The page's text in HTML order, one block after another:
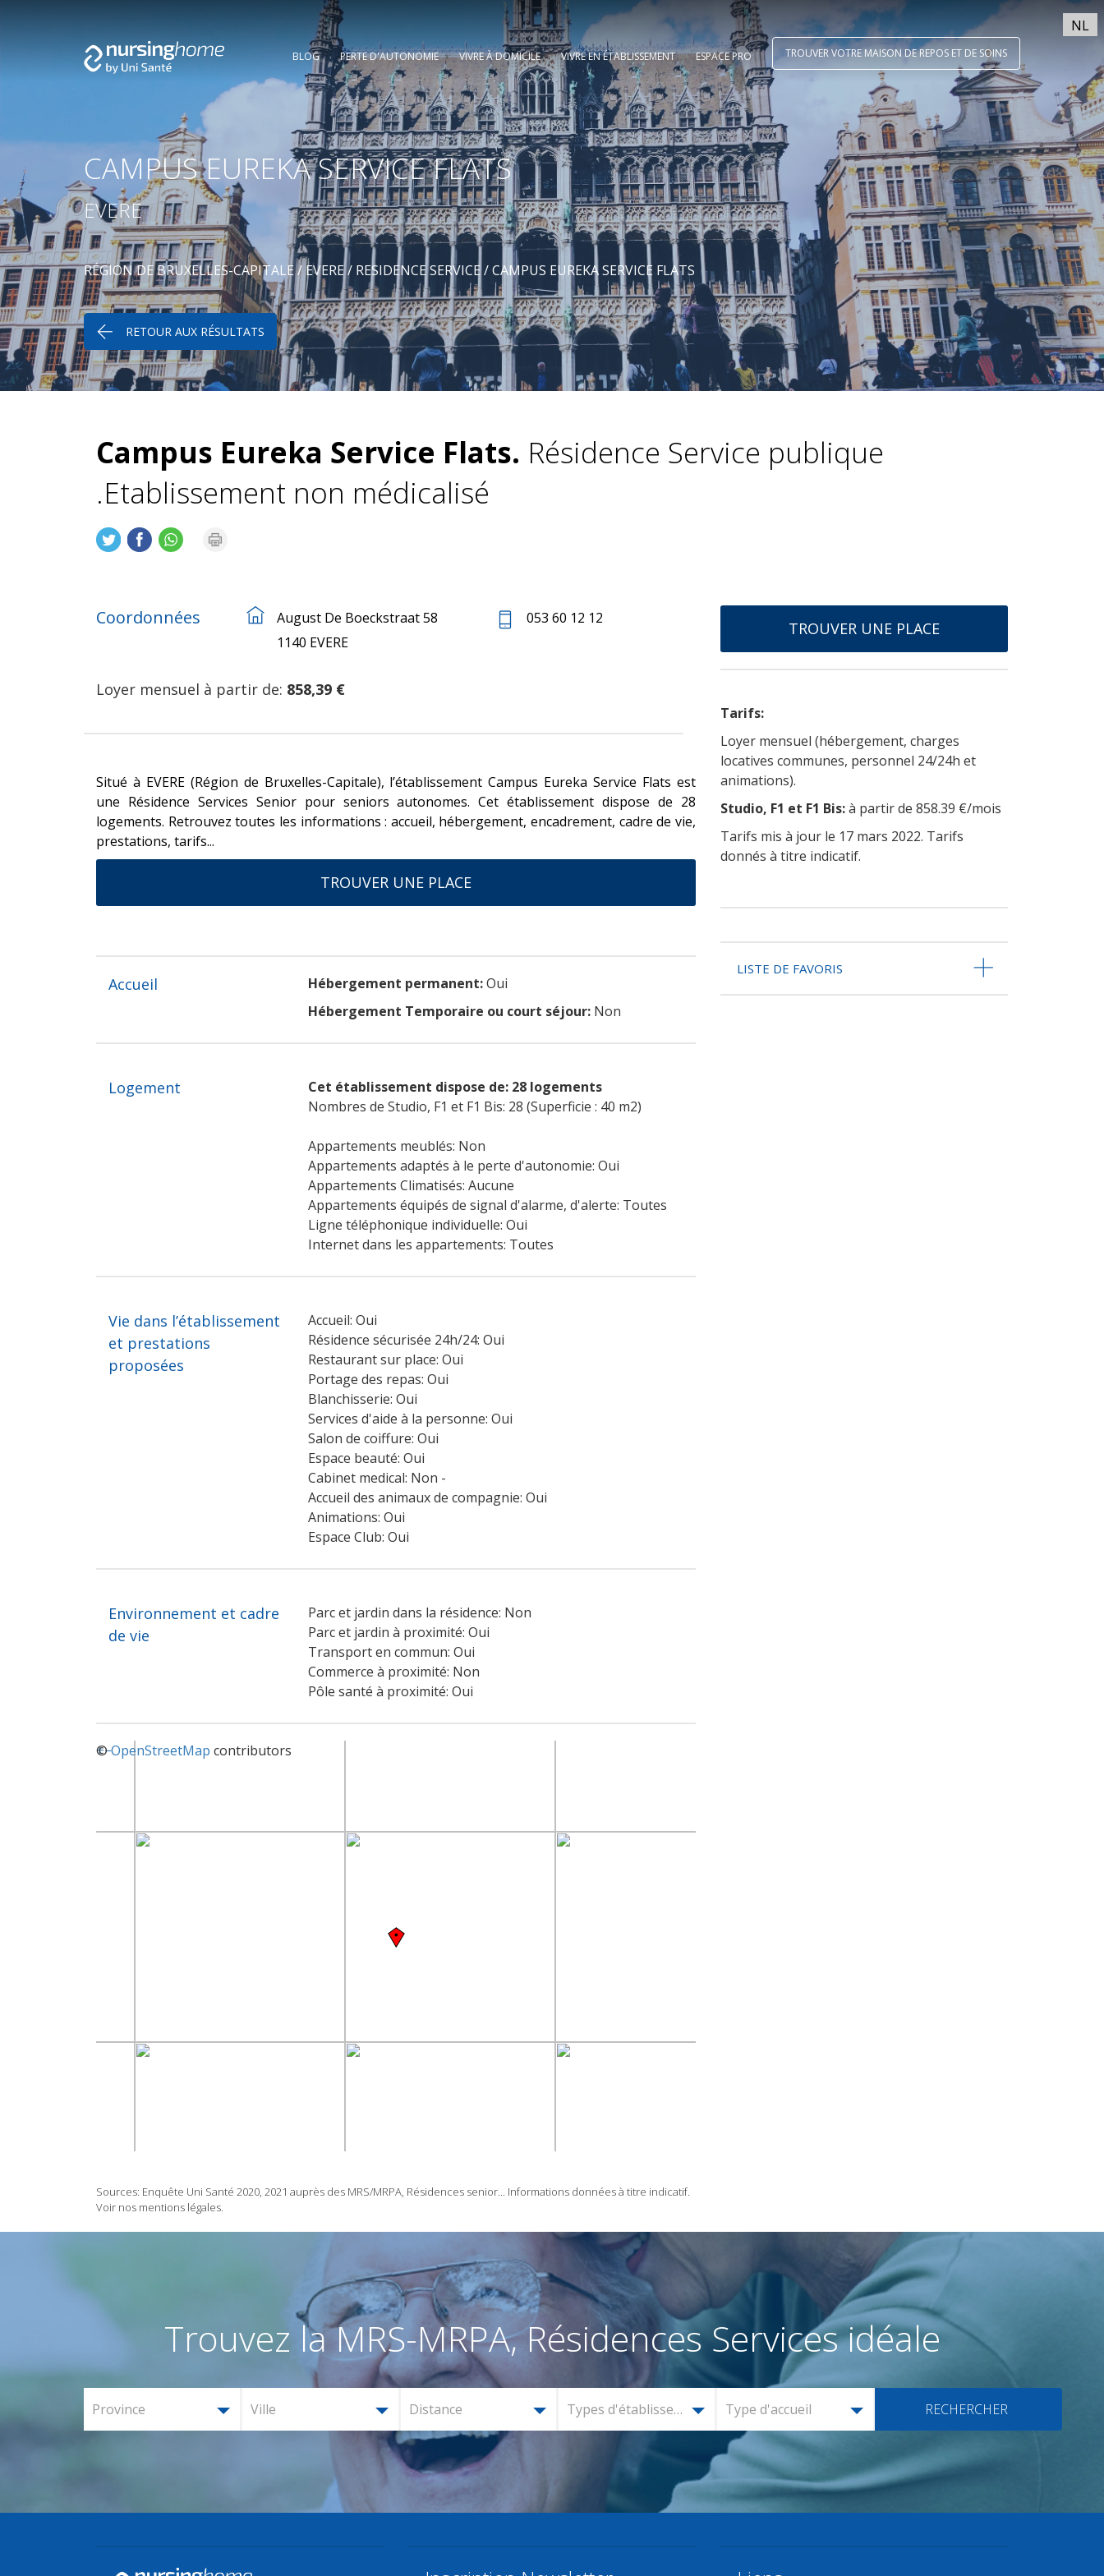
NL
BLOG PERTE D'AUTONOMIE VIVRE À DOMICILE VIVRE EN ÉTABLISSEMENT ESPACE PRO TROUVER VOTRE MAISON DE REPOS ET DE SOINS
CAMPUS EUREKA SERVICE FLATS
EVERE
RÉGION DE BRUXELLES-CAPITALE/EVERE/ RESIDENCE SERVICE / CAMPUS EUREKA SERVICE FLATS
RETOUR AUX RÉSULTATS
Campus Eureka Service Flats. Résidence Service publique
.Etablissement non médicalisé
Coordonnées
August De Boeckstraat 58
1140 EVERE
053 60 12 12
Loyer mensuel à partir de: 858,39 €
Situé à EVERE (Région de Bruxelles-Capitale), l’établissement Campus Eureka Service Flats est
une Résidence Services Senior pour seniors autonomes. Cet établissement dispose de 28
logements. Retrouvez toutes les informations : accueil, hébergement, encadrement, cadre de vie,
prestations, tarifs...
TROUVER UNE PLACE
Accueil Hébergement permanent:Oui
Hébergement Temporaire ou court séjour: Non
Logement
Cet établissement dispose de: 28 logements
Nombres de Studio, F1 et F1 Bis: 28 (Superficie : 40 m2)
Appartements meublés: Non
Appartements adaptés à le perte d'autonomie: Oui
Appartements Climatisés: Aucune
Appartements équipés de signal d'alarme, d'alerte: Toutes
Ligne téléphonique individuelle: Oui
Internet dans les appartements: Toutes
Vie dans l’établissement
et prestations
proposées
Accueil: Oui
Résidence sécurisée 24h/24: Oui
Restaurant sur place: Oui
Portage des repas: Oui
Blanchisserie: Oui
Services d'aide à la personne: Oui
Salon de coiffure: Oui
Espace beauté: Oui
Cabinet medical: Non -
Accueil des animaux de compagnie: Oui
Animations: Oui
Espace Club: Oui
Environnement et cadre
de vie
Parc et jardin dans la résidence: Non
Parc et jardin à proximité: Oui
Transport en commun: Oui
Commerce à proximité: Non
Pôle santé à proximité: Oui
+−
©OpenStreetMap contributors
Sources: Enquête Uni Santé 2020, 2021 auprès des MRS/MRPA, Résidences senior... Informations données à titre indicatif.
Voir nos mentions légales.
TROUVER UNE PLACE
Tarifs:
Loyer mensuel (hébergement, charges
locatives communes, personnel 24/24h et
animations).
Studio, F1 et F1 Bis:à partir de 858.39 €/mois
Tarifs mis à jour le 17 mars 2022. Tarifs
donnés à titre indicatif.
LISTE DE FAVORIS
Trouvez la MRS-MRPA, Résidences Services idéale
Province Ville Distance Types d'établissement Type d'accueil RECHERCHER